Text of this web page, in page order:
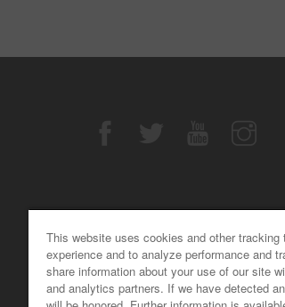
This website uses cookies and other
experience and to analyze performance and
share information about your use of our site
and analytics partners. If we have detected